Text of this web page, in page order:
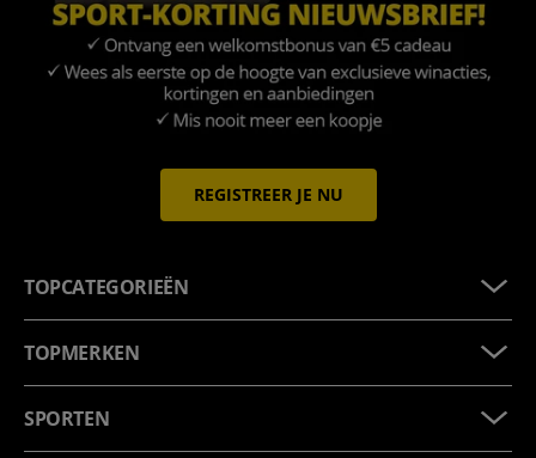
REGISTREER JE NU
TOPCATEGORIEËN
TOPMERKEN
SPORTEN